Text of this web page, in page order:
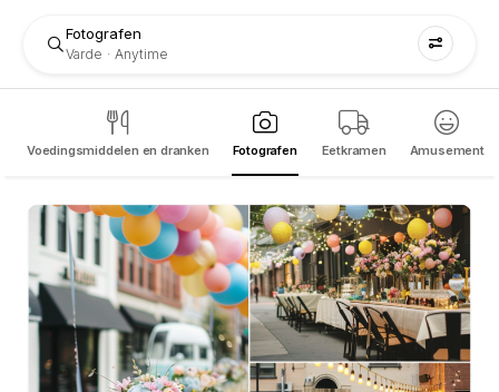
Fotografen
Varde Anytime
Voedingsmiddelen en dranken Fotografen Eetkramen Amusement